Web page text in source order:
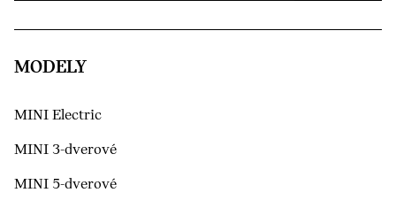
MODELY
MINI Electric
MINI 3-dverové
MINI 5-dverové